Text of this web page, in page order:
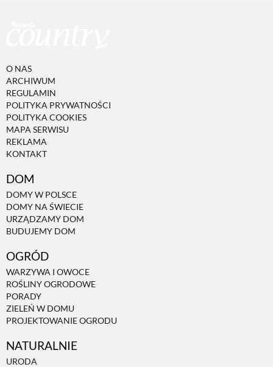
O NAS
ARCHIWUM
REGULAMIN
POLITYKA PRYWATNOŚCI
POLITYKA COOKIES
MAPA SERWISU
REKLAMA
KONTAKT
DOM
DOMY W POLSCE
DOMY NA ŚWIECIE
URZĄDZAMY DOM
BUDUJEMY DOM
OGRÓD
WARZYWA I OWOCE
ROŚLINY OGRODOWE
PORADY
ZIELEŃ W DOMU
PROJEKTOWANIE OGRODU
NATURALNIE
URODA